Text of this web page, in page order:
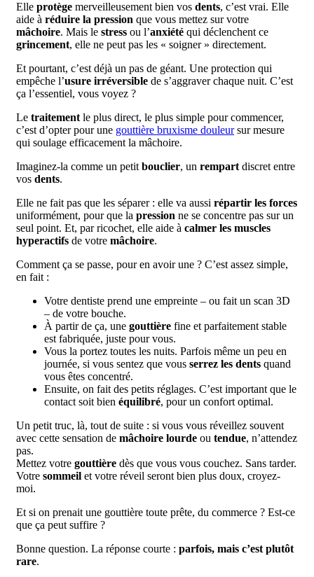
Elle protège merveilleusement bien vos dents, c’est vrai. Elle
aide à réduire la pression que vous mettez sur votre
mâchoire. Mais le stress ou l’anxiété qui déclenchent ce
grincement, elle ne peut pas les « soigner » directement.
Et pourtant, c’est déjà un pas de géant. Une protection qui
empêche l’usure irréversible de s’aggraver chaque nuit. C’est
ça l’essentiel, vous voyez ?
Le traitement le plus direct, le plus simple pour commencer,
c’est d’opter pour une gouttière bruxisme douleursur mesure
qui soulage efficacement la mâchoire.
Imaginez-la comme un petit bouclier, un rempart discret entre
vos dents.
Elle ne fait pas que les séparer : elle va aussi répartir les forces
uniformément, pour que la pression ne se concentre pas sur un
seul point. Et, par ricochet, elle aide à calmer les muscles
hyperactifs de votre mâchoire.
Comment ça se passe, pour en avoir une ? C’est assez simple,
en fait :
Votre dentiste prend une empreinte – ou fait un scan 3D
– de votre bouche.
À partir de ça, une gouttière fine et parfaitement stable
est fabriquée, juste pour vous.
Vous la portez toutes les nuits. Parfois même un peu en
journée, si vous sentez que vous serrez les dents quand
vous êtes concentré.
Ensuite, on fait des petits réglages. C’est important que le
contact soit bien équilibré, pour un confort optimal.
Un petit truc, là, tout de suite : si vous vous réveillez souvent
avec cette sensation de mâchoire lourde ou tendue, n’attendez
pas.
Mettez votre gouttière dès que vous vous couchez. Sans tarder.
Votre sommeil et votre réveil seront bien plus doux, croyez-
moi.
Et si on prenait une gouttière toute prête, du commerce ? Est-ce
que ça peut suffire ?
Bonne question. La réponse courte : parfois, mais c’est plutôt
rare.